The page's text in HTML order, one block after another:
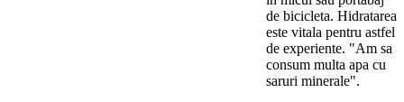
de bicicleta. Hidratarea
este vitala pentru astfel
de experiente. "Am sa
consum multa apa cu
saruri minerale".